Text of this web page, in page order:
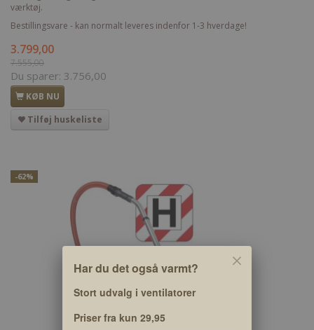
værktøj.
Bestillingsvare - kan normalt leveres indenfor 1-3 hverdage!
3.799,00
7.555,00
Du sparer: 3.756,00
KØB NU
Tilføj huskeliste
-62%
Har du det også varmt?
Stort udvalg i ventilatorer
Priser fra kun 29,95